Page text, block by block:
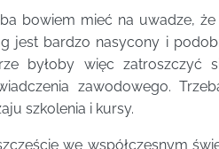
bowiem mieć na uwadze,
jest bardzo nasycony i
byłoby więc zatroszczyć
zawodowego.
szkolenia i kursy.
we współczesnym